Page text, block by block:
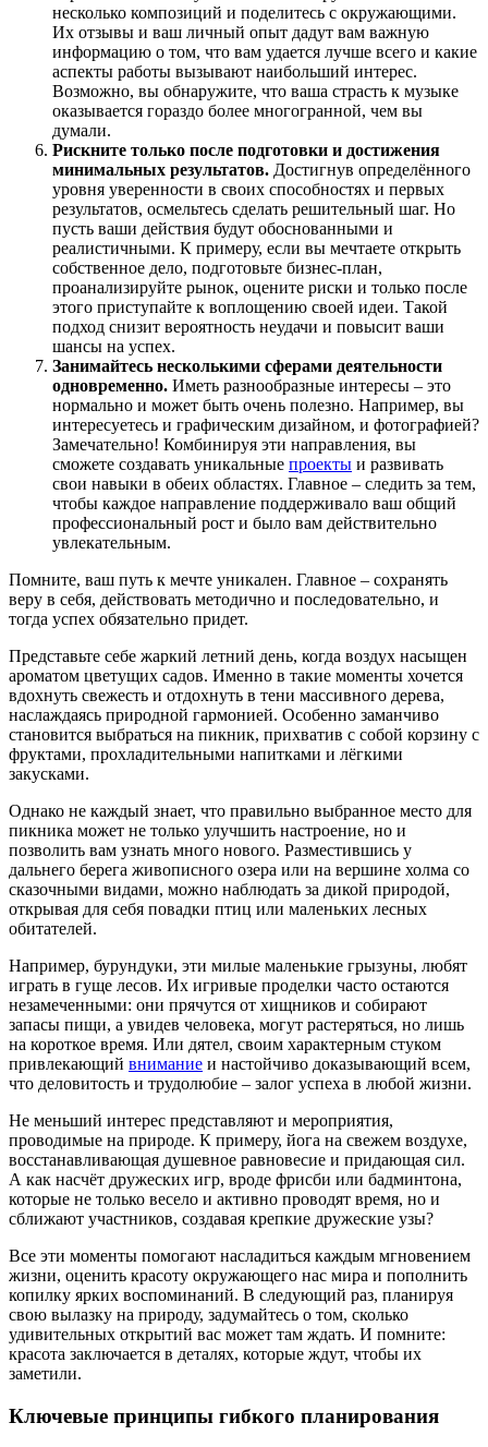
несколько композиций и поделитесь с окружающими.
Их отзывы и ваш личный опыт дадут вам важную
информацию о том, что вам удается лучше всего и какие
аспекты работы вызывают наибольший интерес.
Возможно, вы обнаружите, что ваша страсть к музыке
оказывается гораздо более многогранной, чем вы
думали.
Рискните только после подготовки и достижения
минимальных результатов. Достигнув определённого
уровня уверенности в своих способностях и первых
результатов, осмельтесь сделать решительный шаг. Но
пусть ваши действия будут обоснованными и
реалистичными. К примеру, если вы мечтаете открыть
собственное дело, подготовьте бизнес-план,
проанализируйте рынок, оцените риски и только после
этого приступайте к воплощению своей идеи. Такой
подход снизит вероятность неудачи и повысит ваши
шансы на успех.
Занимайтесь несколькими сферами деятельности
одновременно. Иметь разнообразные интересы – это
нормально и может быть очень полезно. Например, вы
интересуетесь и графическим дизайном, и фотографией?
Замечательно! Комбинируя эти направления, вы
сможете создавать уникальные проекты и развивать
свои навыки в обеих областях. Главное – следить за тем,
чтобы каждое направление поддерживало ваш общий
профессиональный рост и было вам действительно
увлекательным.
Помните, ваш путь к мечте уникален. Главное – сохранять
веру в себя, действовать методично и последовательно, и
тогда успех обязательно придет.
Представьте себе жаркий летний день, когда воздух насыщен
ароматом цветущих садов. Именно в такие моменты хочется
вдохнуть свежесть и отдохнуть в тени массивного дерева,
наслаждаясь природной гармонией. Особенно заманчиво
становится выбраться на пикник, прихватив с собой корзину с
фруктами, прохладительными напитками и лёгкими
закусками.
Однако не каждый знает, что правильно выбранное место для
пикника может не только улучшить настроение, но и
позволить вам узнать много нового. Разместившись у
дальнего берега живописного озера или на вершине холма со
сказочными видами, можно наблюдать за дикой природой,
открывая для себя повадки птиц или маленьких лесных
обитателей.
Например, бурундуки, эти милые маленькие грызуны, любят
играть в гуще лесов. Их игривые проделки часто остаются
незамеченными: они прячутся от хищников и собирают
запасы пищи, а увидев человека, могут растеряться, но лишь
на короткое время. Или дятел, своим характерным стуком
привлекающий внимание и настойчиво доказывающий всем,
что деловитость и трудолюбие – залог успеха в любой жизни.
Не меньший интерес представляют и мероприятия,
проводимые на природе. К примеру, йога на свежем воздухе,
восстанавливающая душевное равновесие и придающая сил.
А как насчёт дружеских игр, вроде фрисби или бадминтона,
которые не только весело и активно проводят время, но и
сближают участников, создавая крепкие дружеские узы?
Все эти моменты помогают насладиться каждым мгновением
жизни, оценить красоту окружающего нас мира и пополнить
копилку ярких воспоминаний. В следующий раз, планируя
свою вылазку на природу, задумайтесь о том, сколько
удивительных открытий вас может там ждать. И помните:
красота заключается в деталях, которые ждут, чтобы их
заметили.
Ключевые принципы гибкого планирования